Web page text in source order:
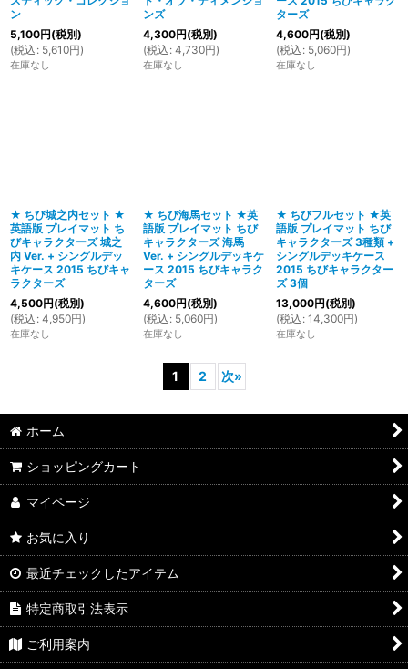
ン
5,100円(税別)
(税込 : 5,610円)
在庫なし
ンズ
4,300円(税別)
(税込 : 4,730円)
在庫なし
ターズ
4,600円(税別)
(税込 : 5,060円)
在庫なし
★ ちび城之内セット ★
英語版 プレイマット ち
びキャラクターズ 城之
内 Ver. + シングルデッ
キケース 2015 ちびキャ
ラクターズ
4,500円(税別)
(税込 : 4,950円)
在庫なし
★ ちび海馬セット ★英
語版 プレイマット ちび
キャラクターズ 海馬
Ver. + シングルデッキケ
ース 2015 ちびキャラク
ターズ
4,600円(税別)
(税込 : 5,060円)
在庫なし
★ ちびフルセット ★英
語版 プレイマット ちび
キャラクターズ 3種類 +
シングルデッキケース
2015 ちびキャラクター
ズ 3個
13,000円(税別)
(税込 : 14,300円)
在庫なし
1 2 次»
ホーム
ショッピングカート
マイページ
お気に入り
最近チェックしたアイテム
特定商取引法表示
ご利用案内